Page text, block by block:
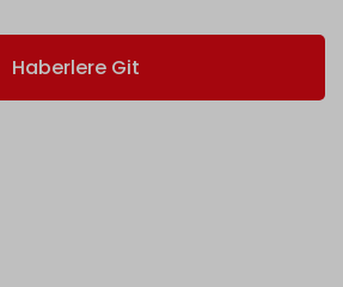
Haberlere Git